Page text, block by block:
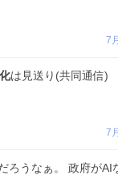
7
は見送り(共同通信)
7
ろうなぁ。 政府がAI